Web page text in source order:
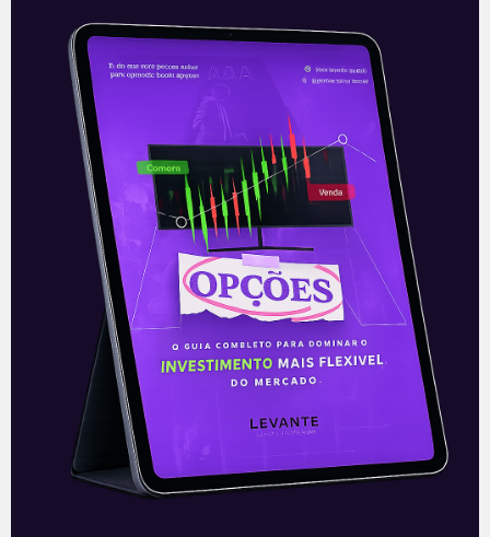
Debêntures ou Tesouro Direto:
Qual o Melhor a Você?
Você já pensou em investir em
Debêntures ou Tesouro Direto? Sabe qual
é o mais vantajoso para você? No
universo dos investimentos, é possível
encontrar
Leia mais
27/11/2020